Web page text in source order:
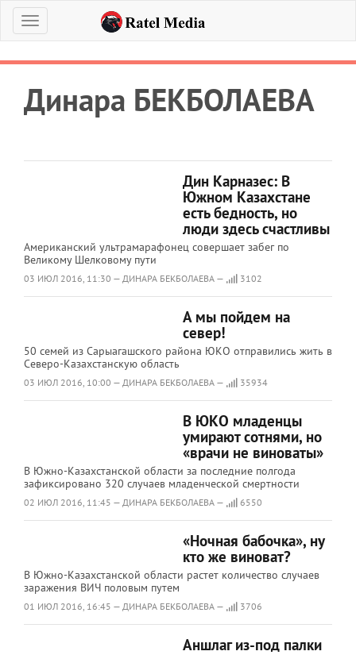
Меню
Динара БЕКБОЛАЕВА
Дин Карназес: В
Южном Казахстане
есть бедность, но
люди здесь счастливы
Американский ультрамарафонец совершает забег по
Великому Шелковому пути
03 ИЮЛ 2016, 11:30 — ДИНАРА БЕКБОЛАЕВА — 3102
А мы пойдем на
север!
50 семей из Сарыагашского района ЮКО отправились жить в
Северо-Казахстанскую область
03 ИЮЛ 2016, 10:00 — ДИНАРА БЕКБОЛАЕВА — 35934
В ЮКО младенцы
умирают сотнями, но
«врачи не виноваты»
В Южно-Казахстанской области за последние полгода
зафиксировано 320 случаев младенческой смертности
02 ИЮЛ 2016, 11:45 — ДИНАРА БЕКБОЛАЕВА — 6550
«Ночная бабочка», ну
кто же виноват?
В Южно-Казахстанской области растет количество случаев
заражения ВИЧ половым путем
01 ИЮЛ 2016, 16:45 — ДИНАРА БЕКБОЛАЕВА — 3706
Аншлаг из-под палки